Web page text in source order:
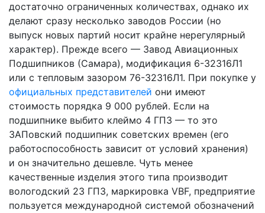
достаточно ограниченных количествах, однако их
делают сразу несколько заводов России (но
выпуск новых партий носит крайне нерегулярный
характер). Прежде всего — Завод Авиационных
Подшипников (Самара), модификация 6-32316Л1
или с тепловым зазором 76-32316Л1. При покупке у
официальных представителей они имеют
стоимость порядка 9 000 рублей. Если на
подшипнике выбито клеймо 4 ГПЗ — то это
ЗАПовский подшипник советских времен (его
работоспособность зависит от условий хранения)
и он значительно дешевле. Чуть менее
качественные изделия этого типа производит
вологодский 23 ГПЗ, маркировка VBF, предприятие
пользуется международной системой обозначений